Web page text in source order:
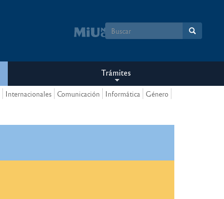
Formulario
búsqueda
Trámites
Internacionales Comunicación Informática Género